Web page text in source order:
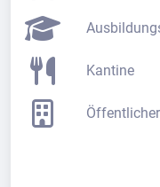
Kantine